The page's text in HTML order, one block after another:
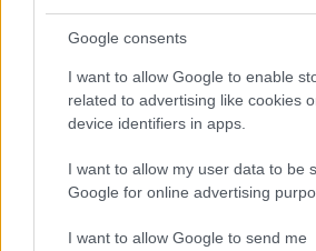
Google consents
I want to allow Google to enable
related to advertising like cookies
device identifiers in apps.
I want to allow my user data to be
Google for online advertising
I want to allow Google to send me